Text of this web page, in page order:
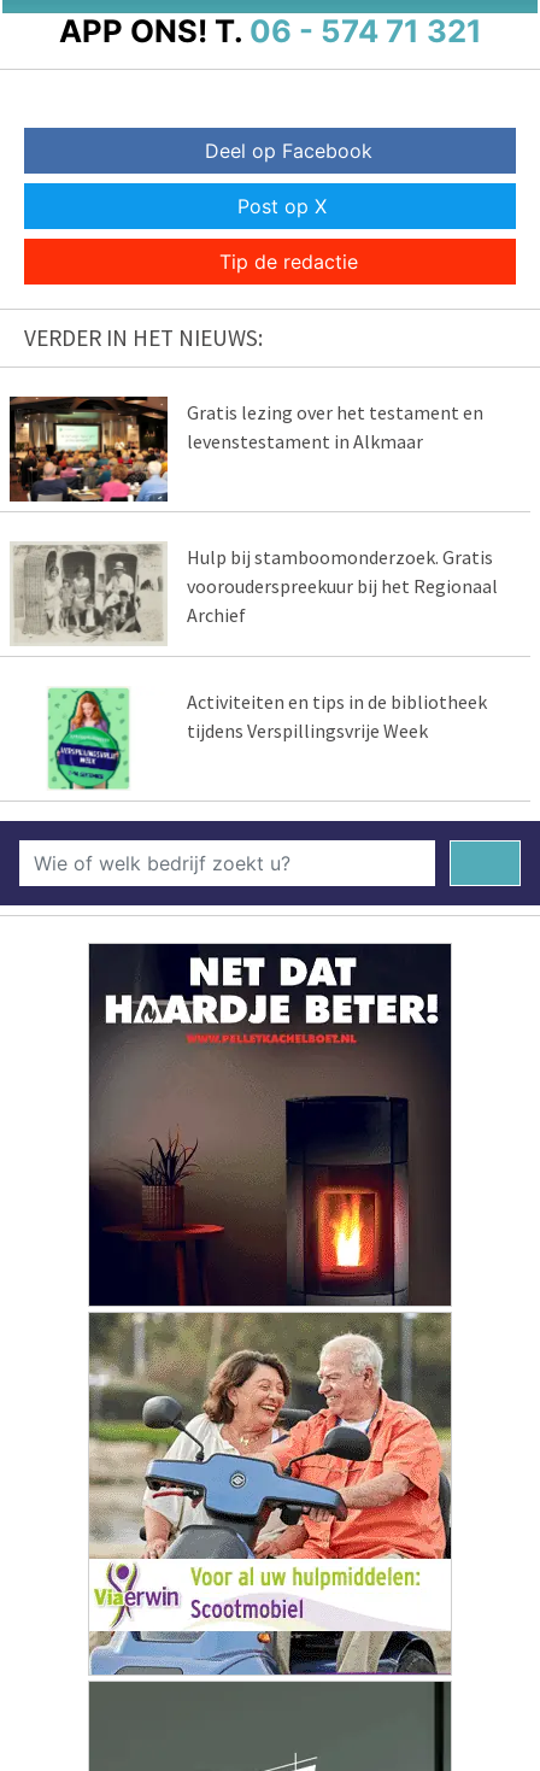
APP ONS! T. 06 - 574 71 321
Deel op Facebook
Post op X
Tip de redactie
VERDER IN HET NIEUWS:
Gratis lezing over het testament en
levenstestament in Alkmaar
Hulp bij stamboomonderzoek. Gratis
voorouderspreekuur bij het Regionaal
Archief
Activiteiten en tips in de bibliotheek
tijdens Verspillingsvrije Week